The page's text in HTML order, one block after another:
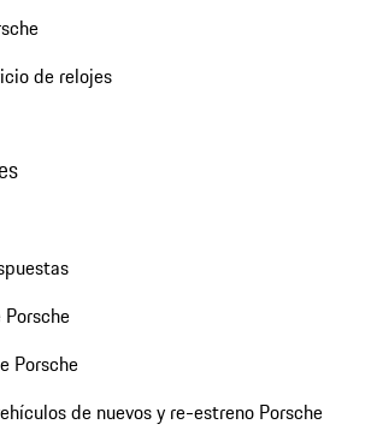
de relojes
Porsche
de nuevos y re-estreno Porsche